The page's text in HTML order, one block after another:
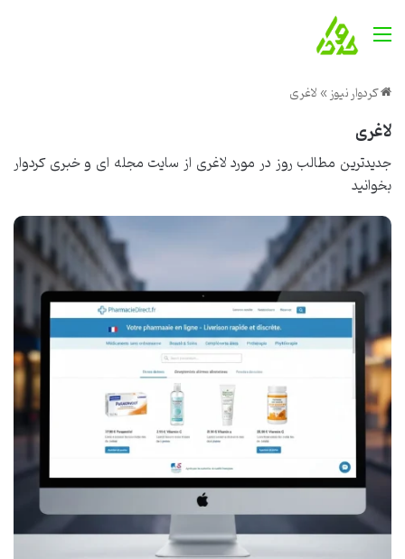
منو
کردوار نیوز»لاغری
لاغری
جدیدترین مطالب روز در مورد لاغری ازسایت مجله ای و خبری کردوار
بخوانید